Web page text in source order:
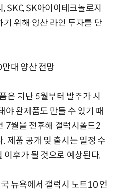
SKC, SK아이이테크놀로지
위해 양산 라인 투자를 단
대 양산 전망
은 지난 5월부터 발주가 시
야 완제품도 만들 수 있기 때
7월을 전후해 갤럭시폴드2
제품 공개 및 출시는 일정 수
이후가 될 것으로 예상된다.
뉴욕에서 갤럭시 노트10 언